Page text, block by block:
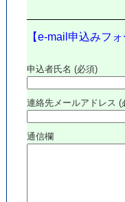
【e-mail申込みフ
申込者氏名 (必須)
連絡先メールアドレス (
通信欄